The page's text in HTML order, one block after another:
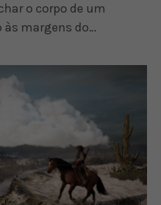
o corpo de um
margens do…